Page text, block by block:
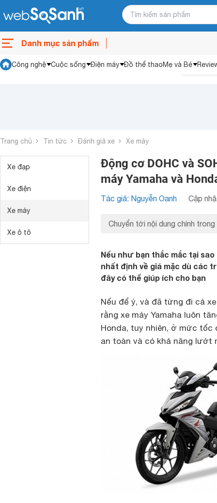
Danh mục sản phẩm
Công nghệ Cuộc sống Điện máy Đồ thể thaoMẹ và Bé
Trang chủ Tin tức Đánh giá xe Xe máy
Xe đạp
Xe điện
Xe máy
Xe ô tô
Động cơ DOHC và
máy Yamaha và
Tác giả: Nguyễn Oanh Cập
Chuyển tới nội dung chính trong
Nếu như bạn thắc mắc tại
nhất định về giá mặc dù
đây có thể giúp ích cho bạn
Nếu để ý, và đã từng đi cả
rằng xe máy Yamaha luôn
Honda, tuy nhiên, ở mức tốc
an toàn và có khả năng lướt